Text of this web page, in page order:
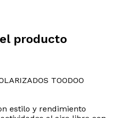
producto
TOODOO
estilo y rendimiento